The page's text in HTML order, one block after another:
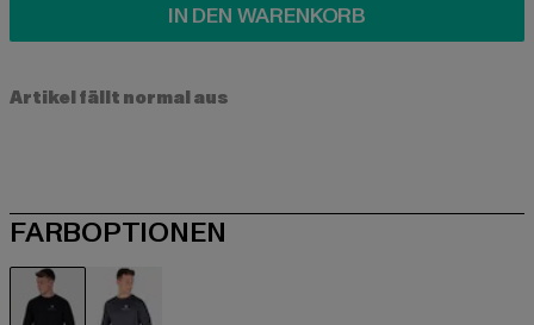
IN DEN WARENKORB
Artikel fällt normal aus
FARBOPTIONEN